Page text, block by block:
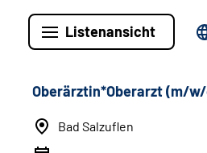
Listenansicht
Oberärztin*Oberarzt (m/
Bad Salzuflen